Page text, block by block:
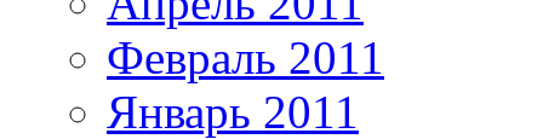
Февраль 2011
Январь 2011